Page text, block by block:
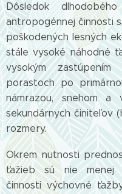
Dôsledok
antropogénnej činnosti
poškodených lesných
stále vysoké náhodné
vysokým
porastoch po
námrazou, snehom a
sekundárnych činiteľov
rozmery.
Okrem nutnosti
ťažieb sú nie menej
činnosti výchovné